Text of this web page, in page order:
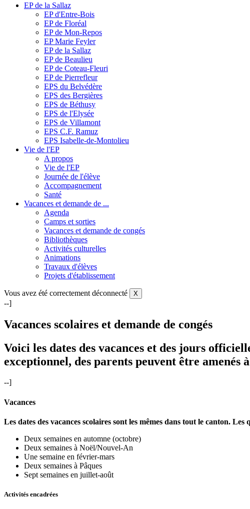
EP de la Sallaz
EP d'Entre-Bois
EP de Floréal
EP de Mon-Repos
EP Marie Feyler
EP de la Sallaz
EP de Beaulieu
EP de Coteau-Fleuri
EP de Pierrefleur
EPS du Belvédère
EPS des Bergières
EPS de Béthusy
EPS de l'Elysée
EPS de Villamont
EPS C.F. Ramuz
EPS Isabelle-de-Montolieu
Vie de l'EP
A propos
Vie de l'EP
Journée de l'élève
Accompagnement
Santé
Vacances et demande de ...
Agenda
Camps et sorties
Vacances et demande de congés
Bibliothèques
Activités culturelles
Animations
Travaux d'élèves
Projets d'établissement
Vous avez été correctement déconnecté X
--]
Vacances scolaires et demande de congés
Voici les dates des vacances et des jours
exceptionnel, des parents peuvent être
--]
Vacances
Les dates des vacances scolaires sont les mêmes dans tout le canton.
Deux semaines en automne (octobre)
Deux semaines à Noël/Nouvel-An
Une semaine en février-mars
Deux semaines à Pâques
Sept semaines en juillet-août
Activités encadrées